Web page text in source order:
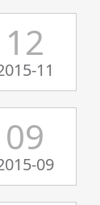
12
11
09
09